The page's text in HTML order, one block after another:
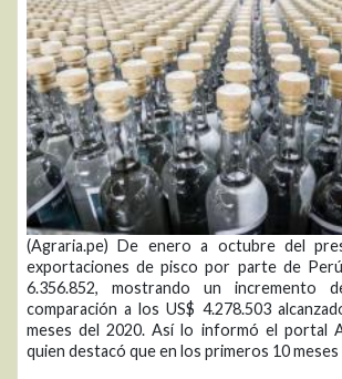
(Agraria.pe) De enero a octubre del
exportaciones de pisco por parte de
6.356.852, mostrando un incremento
comparación a los US$ 4.278.503
meses del 2020. Así lo informó el portal
quien destacó que en los primeros 10 meses